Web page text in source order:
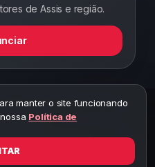
de Assis e região.
os direitos reservados —
por WEB5.
implicará ao autor sob pena de
citar o link do site está sujeita
manter o site funcionando
Política de